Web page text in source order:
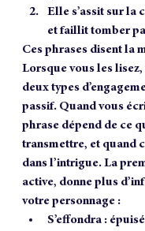
Elle s’assit sur la
et faillit tomber
Ces phrases disent la
Lorsque vous les
deux types
passif. Quand vous
phrase dépend de ce
transmettre, et quand
dans l’intrigue. La
active, donne plus
votre personnage :
S’effondra :